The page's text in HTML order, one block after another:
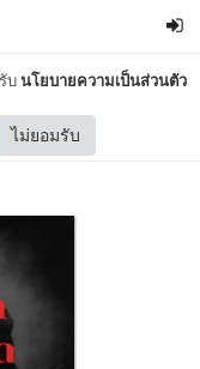
บนโยบายความเป็นส่วนตัว
ไม่ยอมรับ